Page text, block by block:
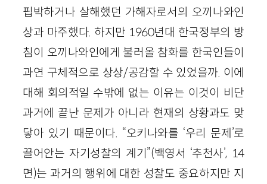
핍박하거나 살해했던 가해자로서의 오끼나와인
상과 마주했다. 하지만 1960년대 한국정부의 방
침이 오끼나와인에게 불러올 참화를 한국인들이
과연 구체적으로 상상/공감할 수 있었을까. 이에
대해 회의적일 수밖에 없는 이유는 이것이 비단
과거에 끝난 문제가 아니라 현재의 상황과도 맞
닿아 있기 때문이다. “오키나와를 ‘우리 문제’로
끌어안는 자기성찰의 계기”(백영서 ‘추천사’, 14
면)는 과거의 행위에 대한 성찰도 중요하지만 지